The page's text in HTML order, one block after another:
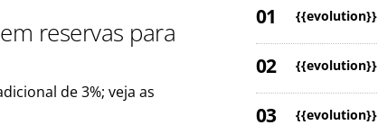
reservas para
de 3%; veja as
{{evolution}}
{{evolution}}
{{evolution}}